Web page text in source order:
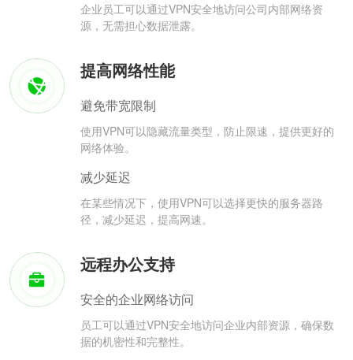
企业员工可以通过VPN安全地访问公司内部网络资
源，无需担心数据泄露。
提高网络性能
避免带宽限制
使用VPN可以隐藏流量类型，防止限速，提供更好的
网络体验。
减少延迟
在某些情况下，使用VPN可以选择更快的服务器路
径，减少延迟，提高网速。
远程办公支持
安全的企业网络访问
员工可以通过VPN安全地访问企业内部资源，确保数
据的机密性和完整性。